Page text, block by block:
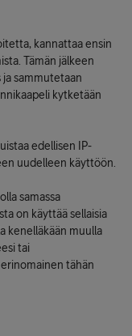
kannattaa ensin
Tämän jälkeen
sammutetaan
kytketään
edellisen IP-
uudelleen käyttöön.
samassa
on käyttää sellaisia
kenelläkään muulla
tai
tähän